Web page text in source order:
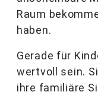
Raum
haben.
Gerade für
wertvoll sein.
ihre familiäre